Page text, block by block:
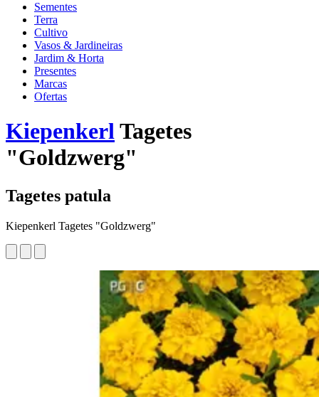
Sementes
Terra
Cultivo
Vasos & Jardineiras
Jardim & Horta
Presentes
Marcas
Ofertas
KiepenkerlTagetes
"Goldzwerg"
Tagetes patula
Kiepenkerl Tagetes "Goldzwerg"